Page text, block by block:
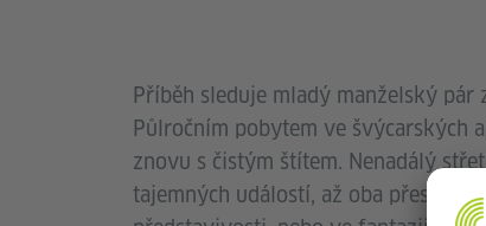
Příběh sleduje mladý manželský
Půlročním pobytem ve švýcarských
znovu s čistým štítem. Nenadálý
tajemných událostí, až oba